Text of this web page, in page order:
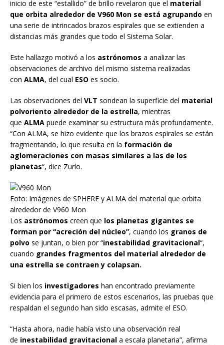
inicio de este “estallido” de brillo revelaron que el material
que orbita alrededor de V960 Mon se está agrupando en
una serie de intrincados brazos espirales que se extienden a
distancias más grandes que todo el Sistema Solar.
Este hallazgo motivó a los astrónomos a analizar las
observaciones de archivo del mismo sistema realizadas
con ALMA, del cual ESO es socio.
Las observaciones del VLT sondean la superficie del material
polvoriento alrededor de la estrella, mientras
que ALMA puede examinar su estructura más profundamente.
“Con ALMA, se hizo evidente que los brazos espirales se están
fragmentando, lo que resulta en la formación de
aglomeraciones con masas similares a las de los
planetas“, dice Zurlo.
Foto: Imágenes de SPHERE y ALMA del material que orbita
alrededor de V960 Mon
Los astrónomos creen que los planetas gigantes se
forman por “acreción del núcleo”, cuando los granos de
polvo se juntan, o bien por “inestabilidad gravitacional“,
cuando grandes fragmentos del material alrededor de
una estrella se contraen y colapsan.
Si bien los investigadores han encontrado previamente
evidencia para el primero de estos escenarios, las pruebas que
respaldan el segundo han sido escasas, admite el ESO.
“Hasta ahora, nadie había visto una observación real
de inestabilidad gravitacional a escala planetaria”, afirma